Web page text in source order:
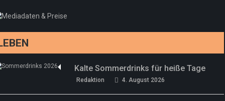
drei neue Specials zur Fußball-WM
Kalte Sommerdrinks für heiße Tage
Redaktion 4. August 2026